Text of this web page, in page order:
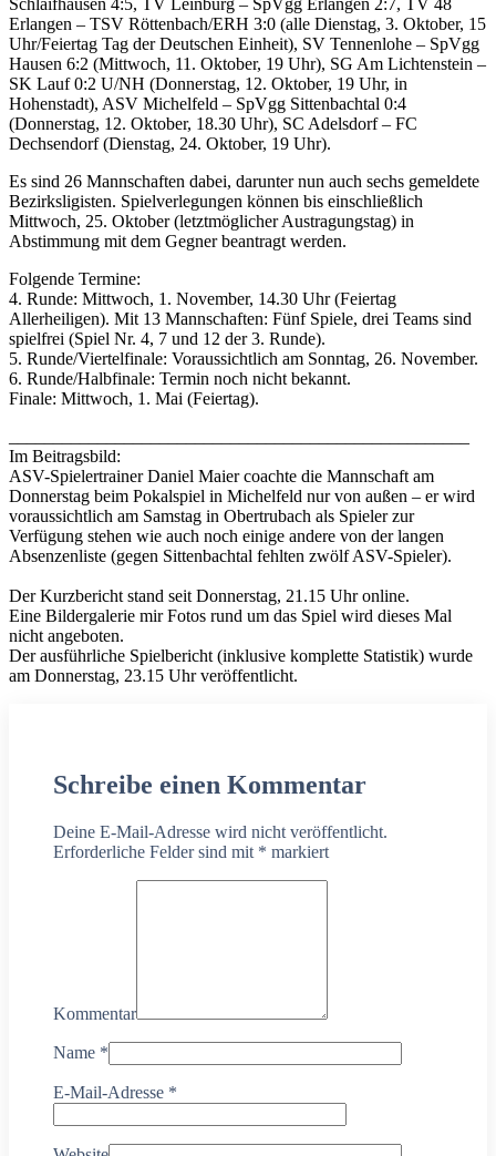
Schlaifhausen 4:5, TV Leinburg – SpVgg Erlangen 2:7, TV 48
Erlangen – TSV Röttenbach/ERH 3:0 (alle Dienstag, 3. Oktober, 15
Uhr/Feiertag Tag der Deutschen Einheit), SV Tennenlohe – SpVgg
Hausen 6:2 (Mittwoch, 11. Oktober, 19 Uhr), SG Am Lichtenstein –
SK Lauf 0:2 U/NH (Donnerstag, 12. Oktober, 19 Uhr, in
Hohenstadt), ASV Michelfeld – SpVgg Sittenbachtal 0:4
(Donnerstag, 12. Oktober, 18.30 Uhr), SC Adelsdorf – FC
Dechsendorf (Dienstag, 24. Oktober, 19 Uhr).
Es sind 26 Mannschaften dabei, darunter nun auch sechs gemeldete
Bezirksligisten. Spielverlegungen können bis einschließlich
Mittwoch, 25. Oktober (letztmöglicher Austragungstag) in
Abstimmung mit dem Gegner beantragt werden.
Folgende Termine:
4. Runde: Mittwoch, 1. November, 14.30 Uhr (Feiertag
Allerheiligen). Mit 13 Mannschaften: Fünf Spiele, drei Teams sind
spielfrei (Spiel Nr. 4, 7 und 12 der 3. Runde).
5. Runde/Viertelfinale: Voraussichtlich am Sonntag, 26. November.
6. Runde/Halbfinale: Termin noch nicht bekannt.
Finale: Mittwoch, 1. Mai (Feiertag).
Im Beitragsbild:
ASV-Spielertrainer Daniel Maier coachte die Mannschaft am
Donnerstag beim Pokalspiel in Michelfeld nur von außen – er wird
voraussichtlich am Samstag in Obertrubach als Spieler zur
Verfügung stehen wie auch noch einige andere von der langen
Absenzenliste (gegen Sittenbachtal fehlten zwölf ASV-Spieler).
Der Kurzbericht stand seit Donnerstag, 21.15 Uhr online.
Eine Bildergalerie mir Fotos rund um das Spiel wird dieses Mal
nicht angeboten.
Der ausführliche Spielbericht (inklusive komplette Statistik) wurde
am Donnerstag, 23.15 Uhr veröffentlicht.
Schreibe einen Kommentar
Deine E-Mail-Adresse wird nicht veröffentlicht.
Erforderliche Felder sind mit * markiert
Kommentar
Name *
E-Mail-Adresse *